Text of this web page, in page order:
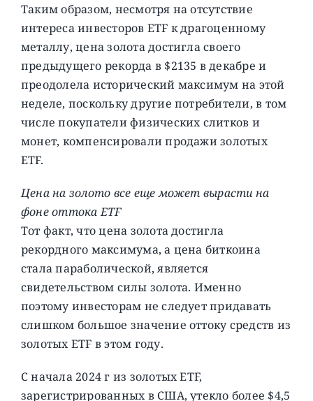
Таким образом, несмотря на отсутствие
интереса инвесторов ETF к драгоценному
металлу, цена золота достигла своего
предыдущего рекорда в $2135 в декабре и
преодолела исторический максимум на этой
неделе, поскольку другие потребители, в том
числе покупатели физических слитков и
монет, компенсировали продажи золотых
ETF.
Цена на золото все еще может вырасти на
фоне оттока ETF
Тот факт, что цена золота достигла
рекордного максимума, а цена биткоина
стала параболической, является
свидетельством силы золота. Именно
поэтому инвесторам не следует придавать
слишком большое значение оттоку средств из
золотых ETF в этом году.
С начала 2024 г из золотых ETF,
зарегистрированных в США, утекло более $4,5